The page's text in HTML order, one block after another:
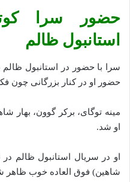
حضور سرا
استانبول ظالم
سرا با حضور در استانبول
حضور او در کنار بزرگانی چون
مینه توگای، برکر گوون،
او شد.
او در سریال استانبول ظالم
شاهین) فوق العاده خوب